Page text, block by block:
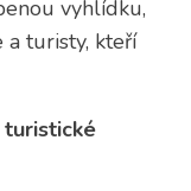
vyhlídku,
a turisty, kteří